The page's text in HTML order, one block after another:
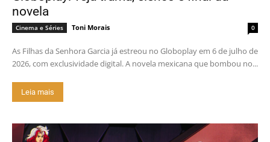
novela
Cinema e Séries Toni Morais 0
As Filhas da Senhora Garcia já estreou no Globoplay em 6 de julho de
2026, com exclusividade digital. A novela mexicana que bombou no...
Leia mais